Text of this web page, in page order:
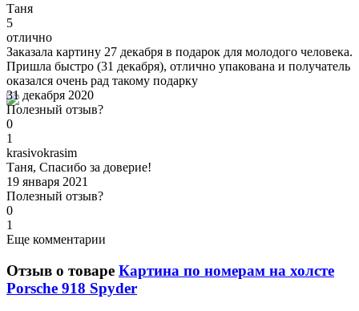
Таня
5
отлично
Заказала картину 27 декабря в подарок для молодого человека.
Пришла быстро (31 декабря), отлично упакована и получатель
оказался очень рад такому подарку
31 декабря 2020
Полезный отзыв?
0
1
krasivokrasim
Таня, Спасибо за доверие!
19 января 2021
Полезный отзыв?
0
1
Еще комментарии
Отзыв о товаре Картина по номерам на холсте
Porsche 918 Spyder